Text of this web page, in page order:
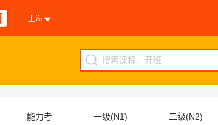
上海
能力考 一级(N1) 二级(N2)